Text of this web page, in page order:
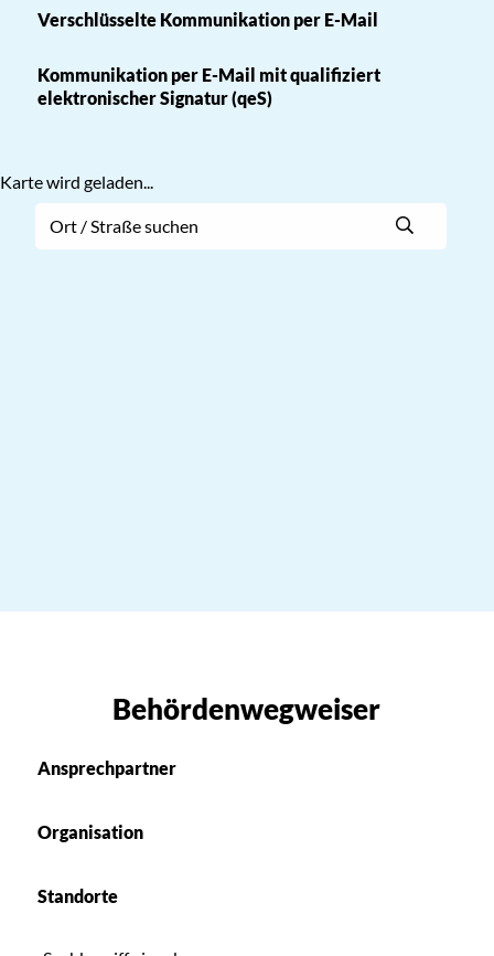
Verschlüsselte Kommunikation per E-Mail
Kommunikation per E-Mail mit qualifiziert
elektronischer Signatur (qeS)
Karte wird geladen...
Behördenwegweiser
Ansprechpartner
Organisation
Standorte